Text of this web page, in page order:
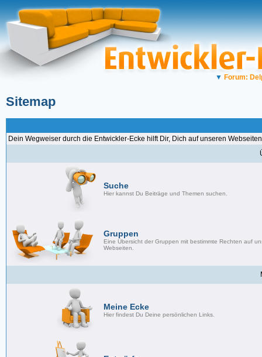
▼ Forum:
Sitemap
Dein Wegweiser durch die Entwickler-Ecke hilft Dir, Dich auf unseren
Suche
Hier kannst Du Beiträge und Themen suchen.
Gruppen
Eine Übersicht der Gruppen mit bestimmte Rechten auf
Webseiten.
Meine Ecke
Hier findest Du Deine persönlichen Links.